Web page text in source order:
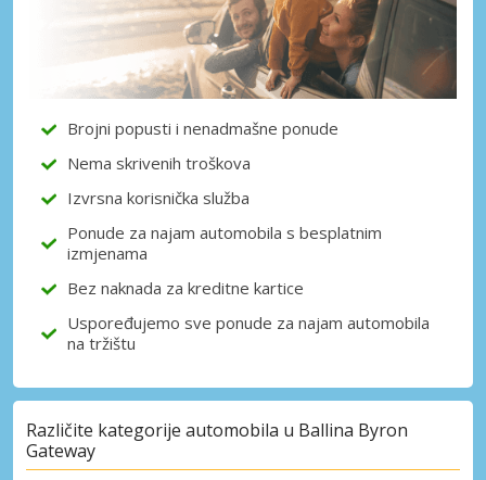
Prijava putem eLinka
Brojni popusti i nenadmašne ponude
Nema skrivenih troškova
Izvrsna korisnička služba
Ponude za najam automobila s besplatnim
izmjenama
Bez naknada za kreditne kartice
Uspoređujemo sve ponude za najam automobila
na tržištu
Različite kategorije automobila u Ballina Byron
Gateway